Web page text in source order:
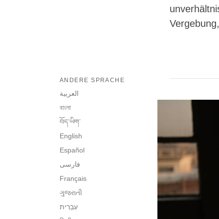
ANDERE SPRACHE
العربية
বাংলা
བོད་ཡིག་
English
Español
فارسی
Français
ગુજરાતી